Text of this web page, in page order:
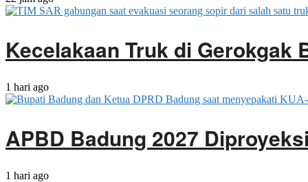
Kecelakaan Truk di Gerokgak
1 hari ago
APBD Badung 2027
1 hari ago